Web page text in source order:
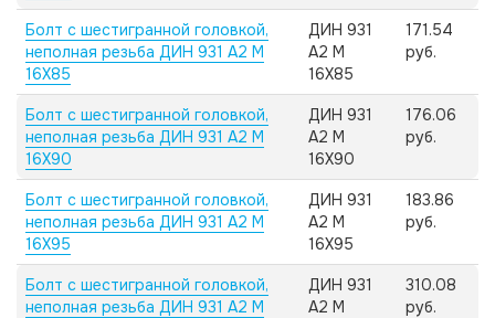
Болт с шестигранной головкой,
неполная резьба ДИН 931 А2 M
16X85
ДИН 931
А2 M
16X85
171.54
руб.
Болт с шестигранной головкой,
неполная резьба ДИН 931 А2 M
16X90
ДИН 931
А2 M
16X90
176.06
руб.
Болт с шестигранной головкой,
неполная резьба ДИН 931 А2 M
16X95
ДИН 931
А2 M
16X95
183.86
руб.
Болт с шестигранной головкой,
неполная резьба ДИН 931 А2 M
ДИН 931
А2 M
310.08
руб.